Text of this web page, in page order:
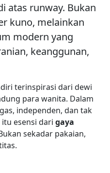
atas runway. Bukan
kuno, melainkan
modern yang
keanggunan,
terinspirasi dari dewi
para wanita. Dalam
independen, dan tak
esensi dari gaya
sekadar pakaian,